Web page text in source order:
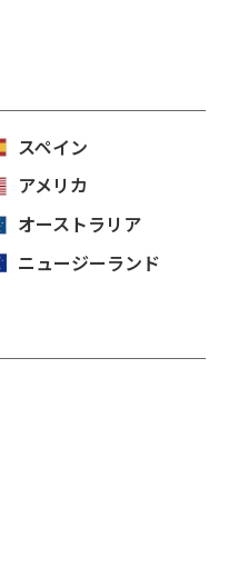
スペイン
アメリカ
オーストラリア
ニュージーランド